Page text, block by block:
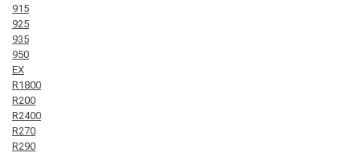
915
925
935
950
EX
R1800
R200
R2400
R270
R290